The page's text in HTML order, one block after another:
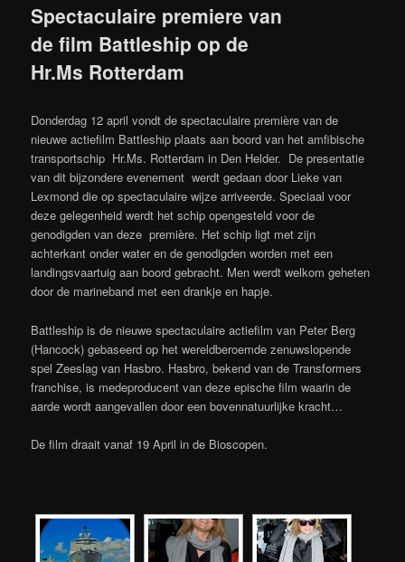
Spectaculaire premiere van
de film Battleship op de
Hr.Ms Rotterdam
Donderdag 12 april vondt de spectaculaire première van de
nieuwe actiefilm Battleship plaats aan boord van het amfibische
transportschip Hr.Ms. Rotterdam in Den Helder. De presentatie
van dit bijzondere evenement werdt gedaan door Lieke van
Lexmond die op spectaculaire wijze arriveerde. Speciaal voor
deze gelegenheid werdt het schip opengesteld voor de
genodigden van deze première. Het schip ligt met zijn
achterkant onder water en de genodigden worden met een
landingsvaartuig aan boord gebracht. Men werdt welkom geheten
door de marineband met een drankje en hapje.
Battleship is de nieuwe spectaculaire actiefilm van Peter Berg
(Hancock) gebaseerd op het wereldberoemde zenuwslopende
spel Zeeslag van Hasbro. Hasbro, bekend van de Transformers
franchise, is medeproducent van deze epische film waarin de
aarde wordt aangevallen door een bovennatuurlijke kracht…
De film draait vanaf 19 April in de Bioscopen.